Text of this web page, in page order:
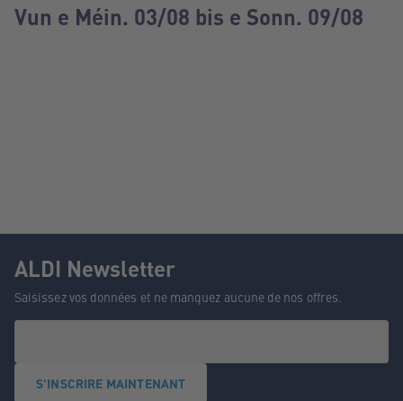
Vun e Méin. 03/08 bis e Sonn. 09/08
ALDI Newsletter
Saisissez vos données et ne manquez aucune de nos offres.
S'INSCRIRE MAINTENANT